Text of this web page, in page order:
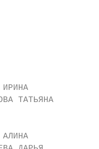
ИРИНА
ТАТЬЯНА
АЛИНА